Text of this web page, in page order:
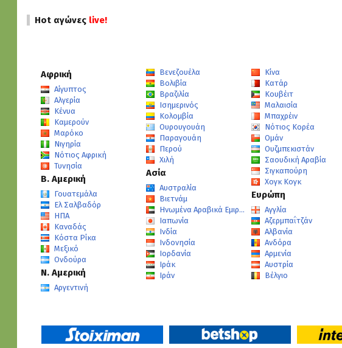
Hot αγώνες live!
Αφρική
Αίγυπτος
Αλγερία
Κένυα
Καμερούν
Μαρόκο
Νιγηρία
Νότιος Αφρική
Τυνησία
Β. Αμερική
Γουατεμάλα
Ελ Σαλβαδόρ
ΗΠΑ
Καναδάς
Κόστα Ρίκα
Μεξικό
Ονδούρα
Ν. Αμερική
Αργεντινή
Βενεζουέλα
Βολιβία
Βραζιλία
Ισημερινός
Κολομβία
Ουρουγουάη
Παραγουάη
Περού
Χιλή
Ασία
Αυστραλία
Βιετνάμ
Ηνωμένα Αραβικά Εμιράτα
Ιαπωνία
Ινδία
Ινδονησία
Ιορδανία
Ιράκ
Ιράν
Κίνα
Κατάρ
Κουβέιτ
Μαλαισία
Μπαχρέιν
Νότιος Κορέα
Ομάν
Ουζμπεκιστάν
Σαουδική Αραβία
Σιγκαπούρη
Χογκ Κογκ
Ευρώπη
Αγγλία
Αζερμπαΐτζάν
Αλβανία
Ανδόρα
Αρμενία
Αυστρία
Βέλγιο